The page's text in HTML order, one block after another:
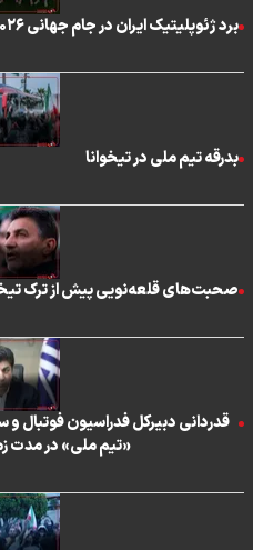
برد ژئوپلیتیک ایران در جام جهانی ۲۰۲۶ به روایت مجری انگلیسی
بدرقه تیم ملی در تیخوانا
صحبت‌های قلعه‌نویی پیش از ترک
قدردانی دبیرکل فدراسیون فوتبال و
«تیم ملی» در مدت